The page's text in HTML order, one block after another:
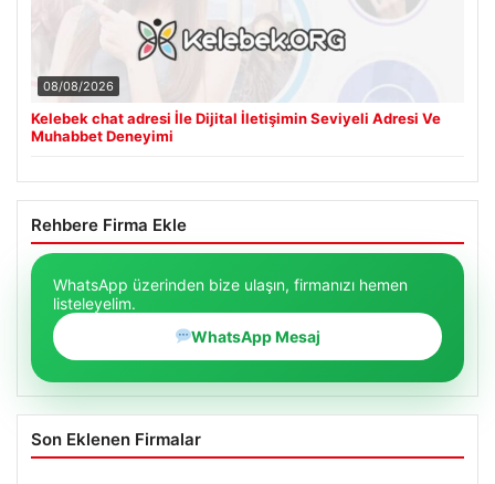
08/08/2026
Kelebek chat adresi İle Dijital İletişimin Seviyeli Adresi Ve
Muhabbet Deneyimi
Rehbere Firma Ekle
WhatsApp üzerinden bize ulaşın, firmanızı hemen
listeleyelim.
WhatsApp Mesaj
Son Eklenen Firmalar